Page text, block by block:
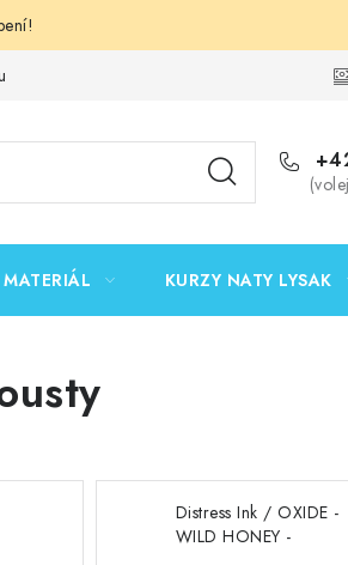
Podmínky
KURZY NATY LYSAK
Distress Ink / OXIDE -
WILD HONEY -